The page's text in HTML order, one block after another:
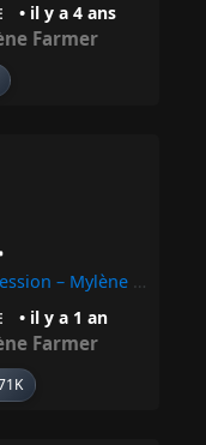
• il y a 4 ans
Farmer
Confession – Mylène Farmer
• il y a 1 an
Farmer